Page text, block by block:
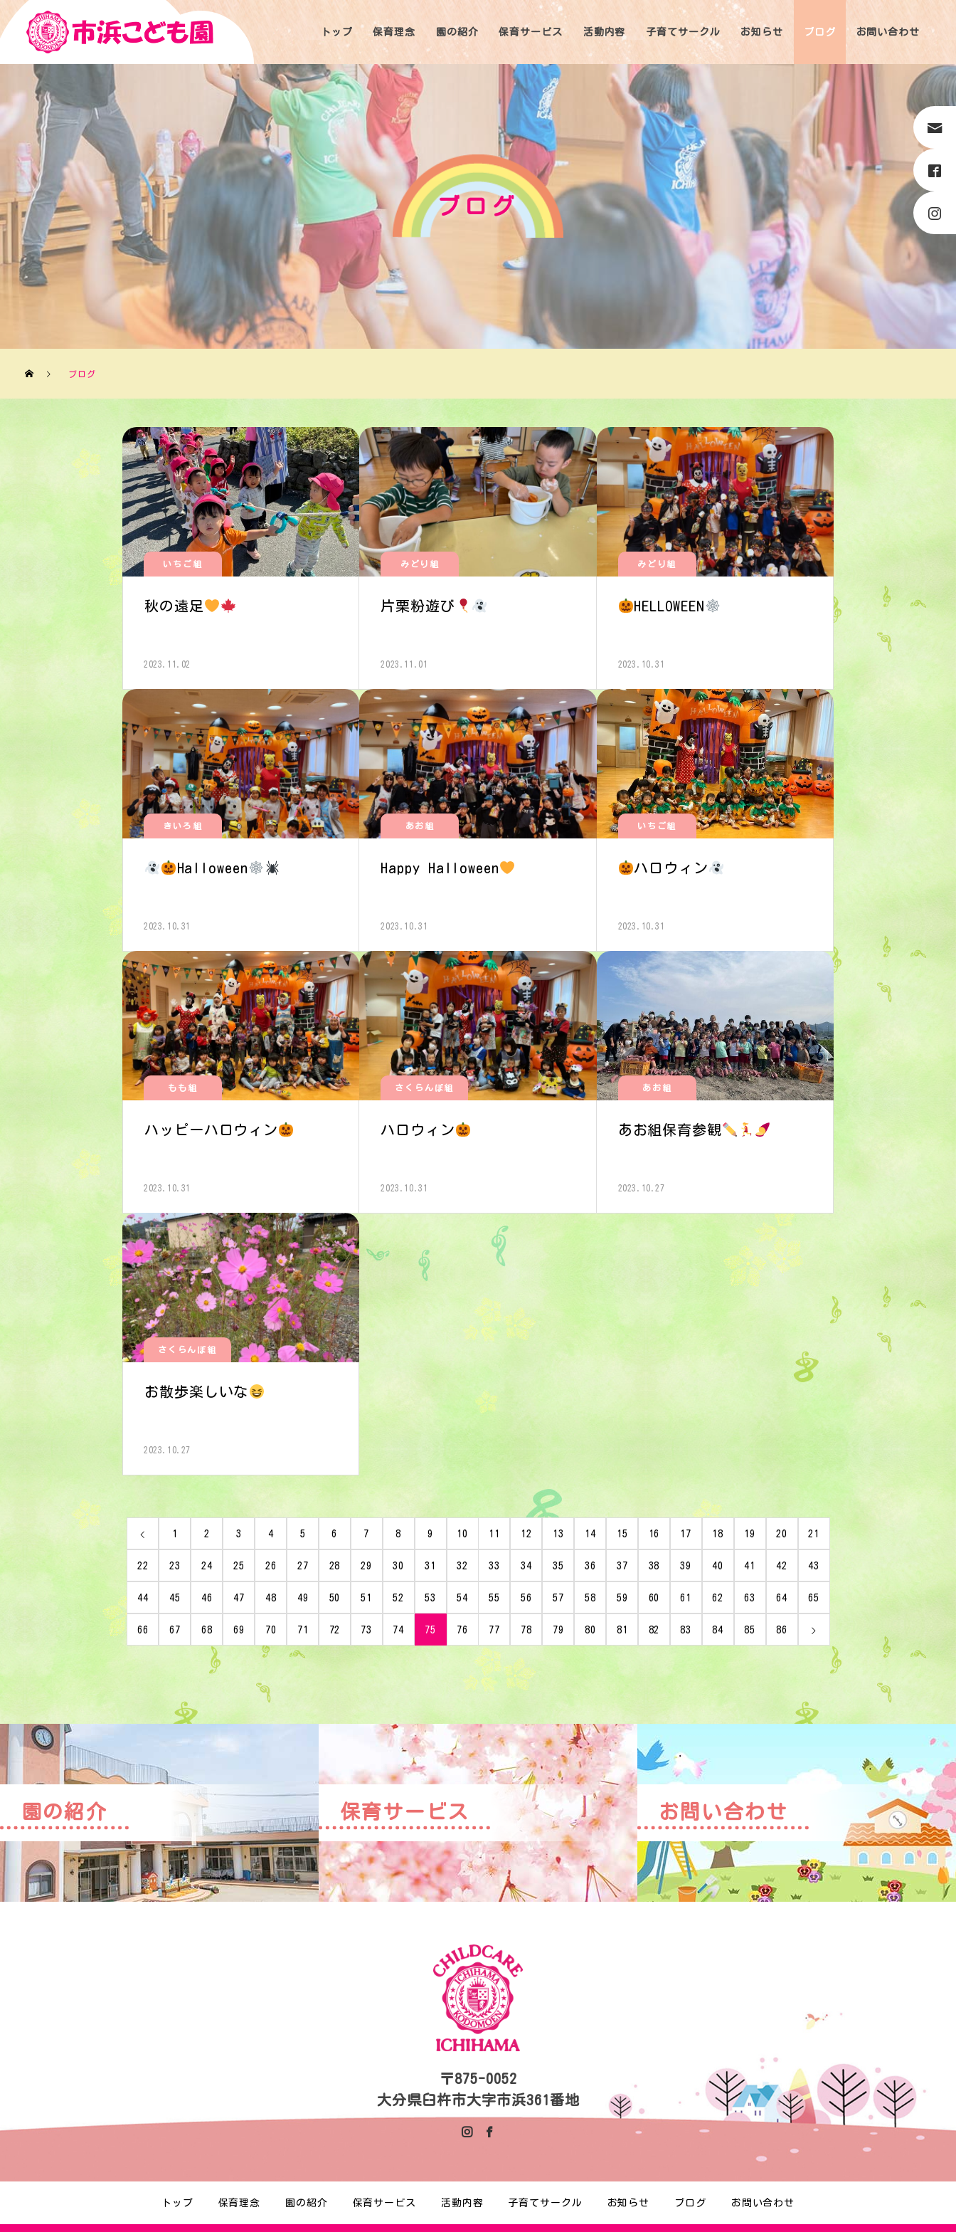
トップ 保育理念 園の紹介 保育サービス 活動内容 子育てサークル お知らせ ブログ お問い合わせ
ブログ
ブログ
いちご組
秋の遠足
2023.11.02
みどり組
片栗粉遊び
2023.11.01
みどり組
HELLOWEEN
2023.10.31
きいろ組
Halloween
2023.10.31
あお組
Happy Halloween
2023.10.31
いちご組
ハロウィン
2023.10.31
もも組
ハッピーハロウィン
2023.10.31
さくらんぼ組
ハロウィン
2023.10.31
あお組
あお組保育参観
2023.10.27
さくらんぼ組
お散歩楽しいな
2023.10.27
1 2 3 4 5 6 7 8 9 10 11 12 13 14 15 16 17 18 19 20 21
22 23 24 25 26 27 28 29 30 31 32 33 34 35 36 37 38 39 40 41 42 43
44 45 46 47 48 49 50 51 52 53 54 55 56 57 58 59 60 61 62 63 64 65
66 67 68 69 70 71 72 73 74 75 76 77 78 79 80 81 82 83 84 85 86
園の紹介 保育サービス お問い合わせ
〒875-0052
大分県臼杵市大字市浜361番地
トップ 保育理念 園の紹介 保育サービス 活動内容 子育てサークル お知らせ ブログ お問い合わせ